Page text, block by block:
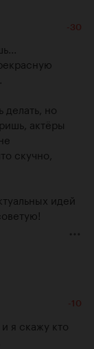
-30
делать, но
актёры
скучно,
идей
-10
я скажу кто